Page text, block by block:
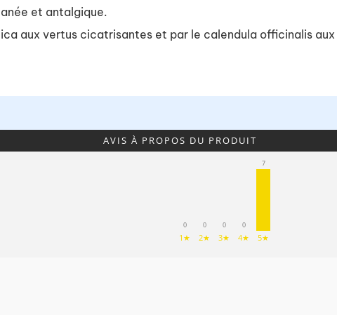
et antalgique.
aux vertus cicatrisantes et par le calendula officinalis
AVIS À PROPOS DU PRODUIT
0
1★
0
2★
0
3★
0
4★
7
5★